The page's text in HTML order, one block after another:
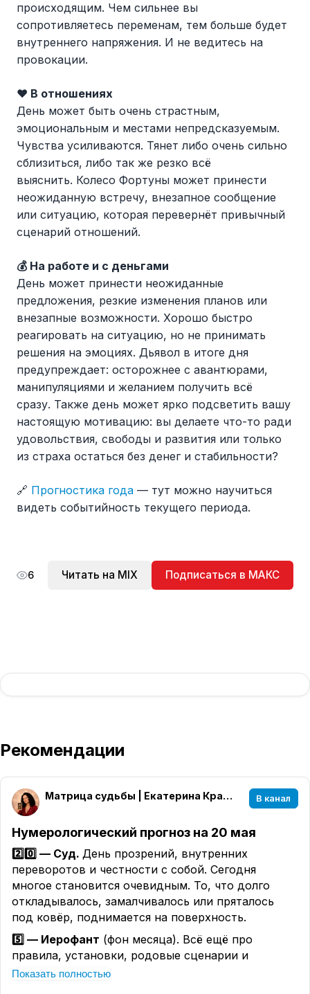
происходящим. Чем сильнее вы
сопротивляетесь переменам, тем больше будет
внутреннего напряжения. И не ведитесь на
провокации.
❤️ В отношениях
День может быть очень страстным,
эмоциональным и местами непредсказуемым.
Чувства усиливаются. Тянет либо очень сильно
сблизиться, либо так же резко всё
выяснить. Колесо Фортуны может принести
неожиданную встречу, внезапное сообщение
или ситуацию, которая перевернёт привычный
сценарий отношений.
💰 На работе и с деньгами
День может принести неожиданные
предложения, резкие изменения планов или
внезапные возможности. Хорошо быстро
реагировать на ситуацию, но не принимать
решения на эмоциях. Дьявол в итоге дня
предупреждает: осторожнее с авантюрами,
манипуляциями и желанием получить всё
сразу. Также день может ярко подсветить вашу
настоящую мотивацию: вы делаете что-то ради
удовольствия, свободы и развития или только
из страха остаться без денег и стабильности?
🔗 Прогностика года — тут можно научиться
видеть событийность текущего периода.
6 Читать на MIX Подписаться в МАКС
Рекомендации
Матрица судьбы | Екатерина Кравченко В канал
Нумерологический прогноз на 20 мая
2️⃣0️⃣ — Суд. День прозрений, внутренних
переворотов и честности с собой. Сегодня
многое становится очевидным. То, что долго
откладывалось, замалчивалось или пряталось
под ковёр, поднимается на поверхность.
5️⃣ — Иерофант (фон месяца). Всё ещё про
правила, установки, родовые сценарии и
привычное «так правильно». Но сегодня
Показать полностью